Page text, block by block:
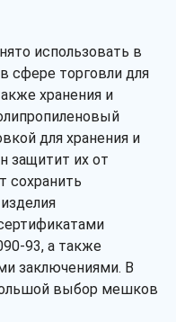
использовать в
сфере торговли для
хранения и
для хранения и
защитит их от
сохранить
93, а также
заключениями. В
выбор мешков